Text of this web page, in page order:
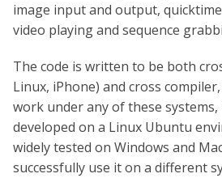
image input and output,
video playing and sequence
The code is written to be both
Linux, iPhone) and cross
work under any of these
developed on a Linux Ubuntu
widely tested on Windows and
successfully use it on a different